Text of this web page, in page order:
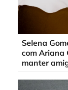
Selena
com Ariana
manter